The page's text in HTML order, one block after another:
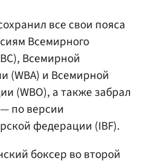
все свои пояса
Всемирного
Всемирной
(WBA) и Всемирной
(WBO), а также забрал
по версии
федерации (IBF).
боксер во второй